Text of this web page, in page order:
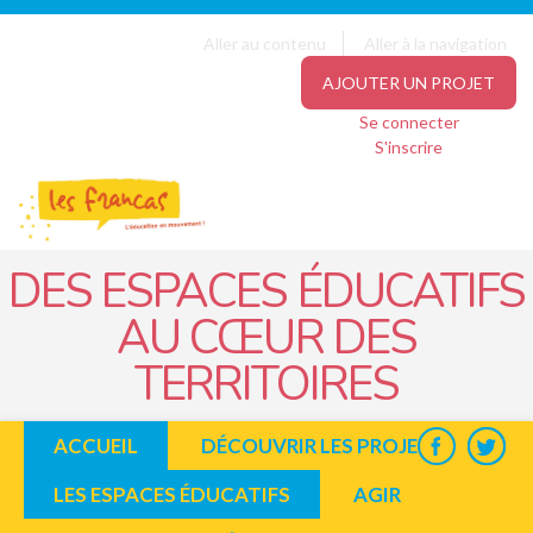
Aller au contenu
Aller à la navigation
AJOUTER UN PROJET
Se connecter
S'inscrire
DES ESPACES ÉDUCATIFS
AU CŒUR DES
TERRITOIRES
ACCUEIL
DÉCOUVRIR LES PROJETS
LES ESPACES ÉDUCATIFS
AGIR
Panneau de gestion des cookies